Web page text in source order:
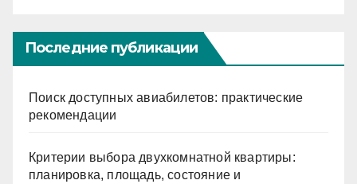
Последние публикации
Поиск доступных авиабилетов: практические
рекомендации
Критерии выбора двухкомнатной квартиры:
планировка, площадь, состояние и